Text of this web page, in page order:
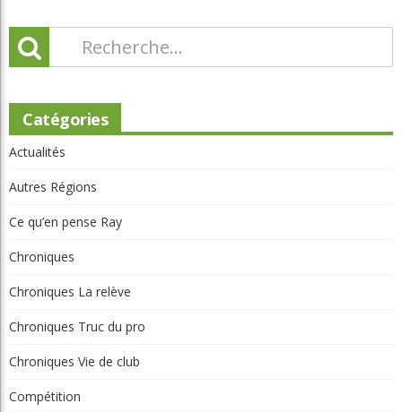
Catégories
Actualités
Autres Régions
Ce qu’en pense Ray
Chroniques
Chroniques La relève
Chroniques Truc du pro
Chroniques Vie de club
Compétition